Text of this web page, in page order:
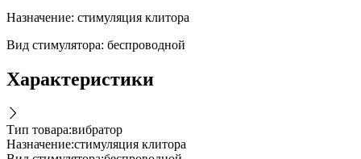
Назначение: стимуляция клитора
Вид стимулятора: беспроводной
Характеристики
Тип товара:вибратор
Назначение:стимуляция клитора